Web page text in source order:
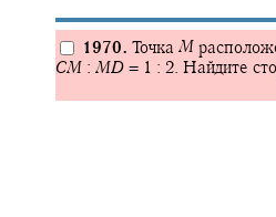
1970. Точка M
CM : MD = 1 : 2. Найдите